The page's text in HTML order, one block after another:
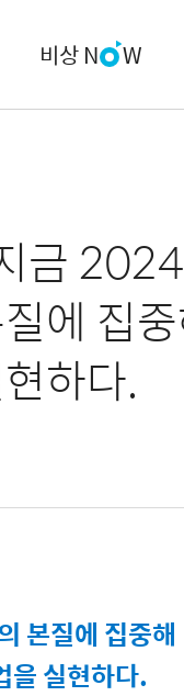
비상 N W
금
에 집
하다.
본질에 집중해
을 실현하다.